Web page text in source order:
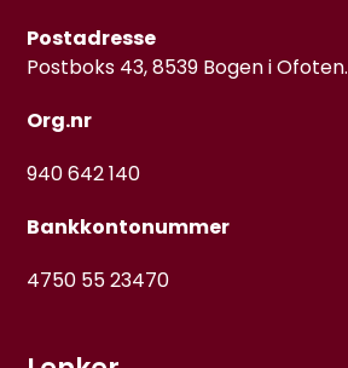
Postadresse
Postboks 43, 8539 Bogen i Ofoten.
Org.nr
940 642 140
Bankkontonummer
4750 55 23470